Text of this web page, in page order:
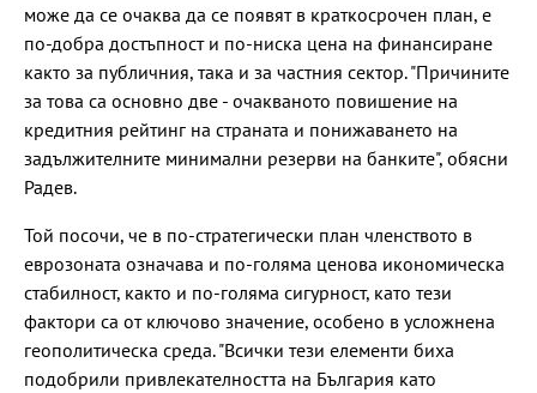
може да се очаква да се появят в краткосрочен план, е
по-добра достъпност и по-ниска цена на финансиране
както за публичния, така и за частния сектор. "Причините
за това са основно две - очакваното повишение на
кредитния рейтинг на страната и понижаването на
задължителните минимални резерви на банките", обясни
Радев.
Той посочи, че в по-стратегически план членството в
еврозоната означава и по-голяма ценова икономическа
стабилност, както и по-голяма сигурност, като тези
фактори са от ключово значение, особено в усложнена
геополитическа среда. "Всички тези елементи биха
подобрили привлекателността на България като